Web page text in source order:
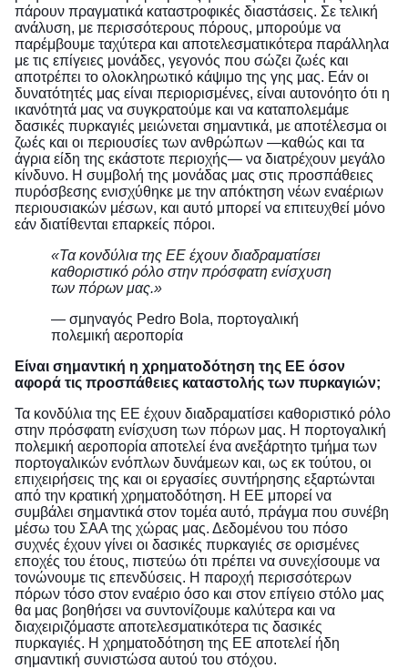
πάρουν πραγματικά καταστροφικές διαστάσεις. Σε τελική
ανάλυση, με περισσότερους πόρους, μπορούμε να
παρέμβουμε ταχύτερα και αποτελεσματικότερα παράλληλα
με τις επίγειες μονάδες, γεγονός που σώζει ζωές και
αποτρέπει το ολοκληρωτικό κάψιμο της γης μας. Εάν οι
δυνατότητές μας είναι περιορισμένες, είναι αυτονόητο ότι η
ικανότητά μας να συγκρατούμε και να καταπολεμάμε
δασικές πυρκαγιές μειώνεται σημαντικά, με αποτέλεσμα οι
ζωές και οι περιουσίες των ανθρώπων —καθώς και τα
άγρια είδη της εκάστοτε περιοχής— να διατρέχουν μεγάλο
κίνδυνο. Η συμβολή της μονάδας μας στις προσπάθειες
πυρόσβεσης ενισχύθηκε με την απόκτηση νέων εναέριων
περιουσιακών μέσων, και αυτό μπορεί να επιτευχθεί μόνο
εάν διατίθενται επαρκείς πόροι.
«Τα κονδύλια της ΕΕ έχουν διαδραματίσει
καθοριστικό ρόλο στην πρόσφατη ενίσχυση
των πόρων μας.»
— σμηναγός Pedro Bola, πορτογαλική
πολεμική αεροπορία
Είναι σημαντική η χρηματοδότηση της ΕΕ όσον
αφορά τις προσπάθειες καταστολής των πυρκαγιών;
Τα κονδύλια της ΕΕ έχουν διαδραματίσει καθοριστικό ρόλο
στην πρόσφατη ενίσχυση των πόρων μας. Η πορτογαλική
πολεμική αεροπορία αποτελεί ένα ανεξάρτητο τμήμα των
πορτογαλικών ενόπλων δυνάμεων και, ως εκ τούτου, οι
επιχειρήσεις της και οι εργασίες συντήρησης εξαρτώνται
από την κρατική χρηματοδότηση. Η ΕΕ μπορεί να
συμβάλει σημαντικά στον τομέα αυτό, πράγμα που συνέβη
μέσω του ΣΑΑ της χώρας μας. Δεδομένου του πόσο
συχνές έχουν γίνει οι δασικές πυρκαγιές σε ορισμένες
εποχές του έτους, πιστεύω ότι πρέπει να συνεχίσουμε να
τονώνουμε τις επενδύσεις. Η παροχή περισσότερων
πόρων τόσο στον εναέριο όσο και στον επίγειο στόλο μας
θα μας βοηθήσει να συντονίζουμε καλύτερα και να
διαχειριζόμαστε αποτελεσματικότερα τις δασικές
πυρκαγιές. Η χρηματοδότηση της ΕΕ αποτελεί ήδη
σημαντική συνιστώσα αυτού του στόχου.